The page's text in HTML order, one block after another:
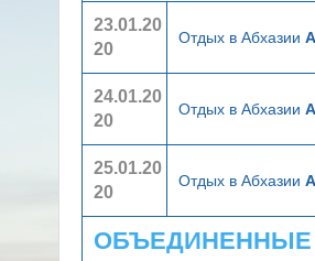
23.01.20
20
Отдых в Абхазии
24.01.20
20
Отдых в Абхазии
25.01.20
20
Отдых в Абхазии
ОБЪЕДИНЕННЫЕ